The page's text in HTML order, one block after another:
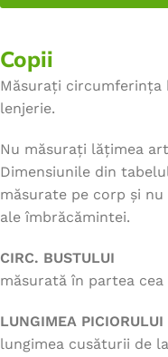
Copii
Măsurați
lenjerie.
Nu măsurați lățimea
Dimensiunile din
măsurate pe corp și
ale îmbrăcămintei.
CIRC. BUSTULUI
măsurată în partea
LUNGIMEA PICIORULUI
lungimea cusăturii de